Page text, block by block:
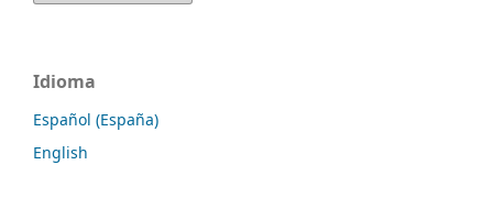
Idioma
Español (España)
English